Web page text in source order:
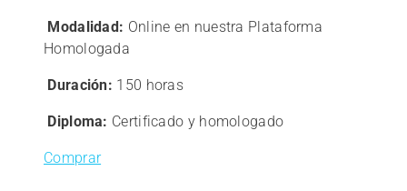
original
era:
170,00€.
actual
Modalidad: Online en nuestra Plataforma
Homologada
Duración: 150 horas
Diploma: Certificado y homologado
Comprar